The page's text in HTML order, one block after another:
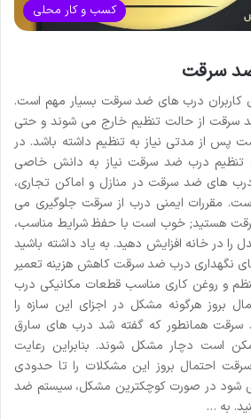
کسب و کار محلی
ضد سرقت
کاربران درب های ضد سرقت بسیار مهم است.
از حالت تنظیم خارج می شوند و حتی
پس از مدتی نیاز به تنظیم داشته باشد. در
درب ضد سرقت نیاز به دانش خاصی
درب های ضد سرقت در منازل و اماکن تجاری،
مقررات ایمنی درب از سرقت جلوگیری می
هستید; خوب است با حفظ شرایط مناسب،
را در خانه افزایش دهید. به یاد داشته باشید
نگهداری درب ضد سرقت کاهش هزینه تعمیر
و روغن کاری مناسب قطعات مکانیکی درب
بروز هرگونه مشکل در اجزای این سازه را
همانطور که گفته شد درب های سارق
است دچار مشکل شوند. بنابراین رعایت
احتمال بروز این مشکلات را تا حدودی
در صورت کوچکترین مشکل، سیستم ضد
به …